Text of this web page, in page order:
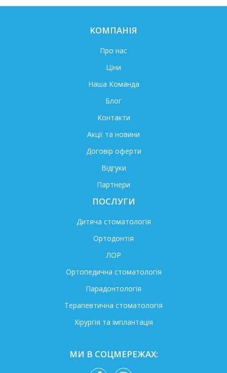
КОМПАНІЯ
Про нас
Ціни
Наша Команда
Блог
Контакти
Акції та новини
Договір оферти
Відгуки
Партнери
ПОСЛУГИ
Дитяча стоматологія
Ортодонтія
ЛОР
Ортопедична стоматологія
Парадонтологія
Терапевтична стоматологія
Хірургія та імплантація
МИ В СОЦМЕРЕЖАХ: